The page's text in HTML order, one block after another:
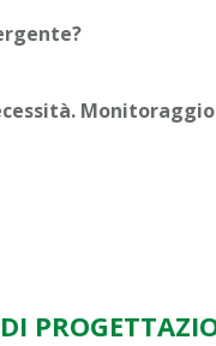
Monitoraggio